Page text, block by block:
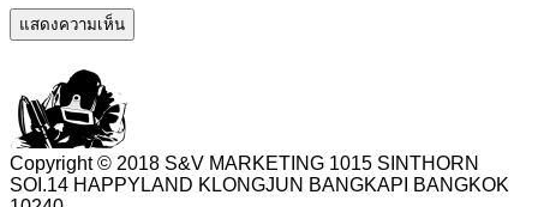
Copyright © 2018 S&V MARKETING 1015 SINTHORN
SOI.14 HAPPYLAND KLONGJUN BANGKAPI BANGKOK